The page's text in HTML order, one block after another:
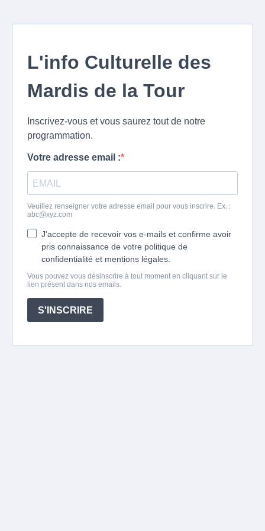
L'info Culturelle des
Mardis de la Tour
Inscrivez-vous et vous saurez tout de notre
programmation.
Votre adresse email :
Veuillez renseigner votre adresse email pour vous inscrire. Ex. :
abc@xyz.com
J'accepte de recevoir vos e-mails et confirme avoir
pris connaissance de votre politique de
confidentialité et mentions légales.
Vous pouvez vous désinscrire à tout moment en cliquant sur le
lien présent dans nos emails.
S'INSCRIRE